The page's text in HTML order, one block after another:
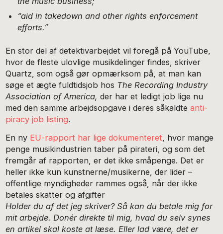
“aid in takedown and other rights enforcement
efforts.”
En stor del af detektivarbejdet vil foregå på YouTube,
hvor de fleste ulovlige musikdelinger findes, skriver
Quartz, som også gør opmærksom på, at man kan
søge et ægte fuldtidsjob hos The Recording Industry
Association of America,der har et ledigt job lige nu
med den samme arbejdsopgave i deres såkaldteanti-
piracy job listing.
En ny EU-rapport har lige dokumenteret , hvor mange
penge musikindustrien taber på pirateri, og som det
fremgår af rapporten, er det ikke småpenge. Det er
heller ikke kun kunstnerne/musikerne, der lider –
offentlige myndigheder rammes også, når der ikke
betales skatter og afgifter
Holder du af det jeg skriver? Så kan du betale mig for
mit arbejde. Donér direkte til mig, hvad du selv synes
en artikel skal koste at læse. Eller lad være, det er